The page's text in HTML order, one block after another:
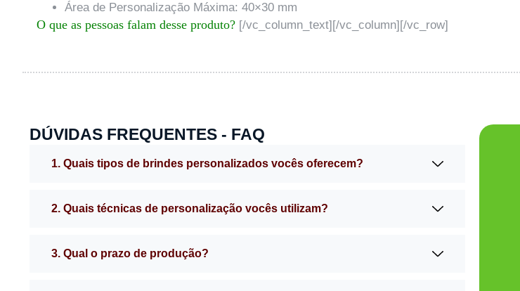
Área de Personalização Máxima: 40×30 mm
O que as pessoas falam desse produto? [/vc_column_text][/vc_column][/vc_row]
DÚVIDAS FREQUENTES - FAQ
1. Quais tipos de brindes personalizados vocês oferecem?
2. Quais técnicas de personalização vocês utilizam?
3. Qual o prazo de produção?